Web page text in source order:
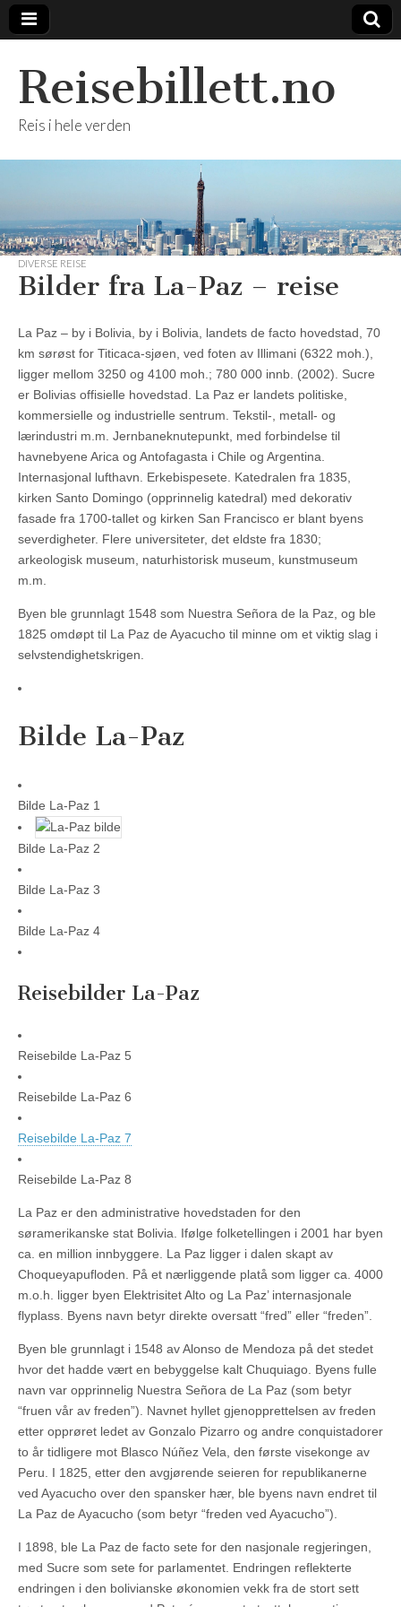
Reisebillett.no
Reis i hele verden
DIVERSE REISE
Bilder fra La-Paz – reise
La Paz – by i Bolivia, by i Bolivia, landets de facto hovedstad, 70
km sørøst for Titicaca-sjøen, ved foten av Illimani (6322 moh.),
ligger mellom 3250 og 4100 moh.; 780 000 innb. (2002). Sucre
er Bolivias offisielle hovedstad. La Paz er landets politiske,
kommersielle og industrielle sentrum. Tekstil-, metall- og
lærindustri m.m. Jernbaneknutepunkt, med forbindelse til
havnebyene Arica og Antofagasta i Chile og Argentina.
Internasjonal lufthavn. Erkebispesete. Katedralen fra 1835,
kirken Santo Domingo (opprinnelig katedral) med dekorativ
fasade fra 1700-tallet og kirken San Francisco er blant byens
severdigheter. Flere universiteter, det eldste fra 1830;
arkeologisk museum, naturhistorisk museum, kunstmuseum
m.m.
Byen ble grunnlagt 1548 som Nuestra Señora de la Paz, og ble
1825 omdøpt til La Paz de Ayacucho til minne om et viktig slag i
selvstendighetskrigen.
Bilde La-Paz
Bilde La-Paz 1
Bilde La-Paz 2
Bilde La-Paz 3
Bilde La-Paz 4
Reisebilder La-Paz
Reisebilde La-Paz 5
Reisebilde La-Paz 6
Reisebilde La-Paz 7
Reisebilde La-Paz 8
La Paz er den administrative hovedstaden for den
søramerikanske stat Bolivia. Ifølge folketellingen i 2001 har byen
ca. en million innbyggere. La Paz ligger i dalen skapt av
Choqueyapufloden. På et nærliggende platå som ligger ca. 4000
m.o.h. ligger byen Elektrisitet Alto og La Paz’ internasjonale
flyplass. Byens navn betyr direkte oversatt “fred” eller “freden”.
Byen ble grunnlagt i 1548 av Alonso de Mendoza på det stedet
hvor det hadde vært en bebyggelse kalt Chuquiago. Byens fulle
navn var opprinnelig Nuestra Señora de La Paz (som betyr
“fruen vår av freden”). Navnet hyllet gjenopprettelsen av freden
etter opprøret ledet av Gonzalo Pizarro og andre conquistadorer
to år tidligere mot Blasco Núñez Vela, den første visekonge av
Peru. I 1825, etter den avgjørende seieren for republikanerne
ved Ayacucho over den spansker hær, ble byens navn endret til
La Paz de Ayacucho (som betyr “freden ved Ayacucho”).
I 1898, ble La Paz de facto sete for den nasjonale regjeringen,
med Sucre som sete for parlamentet. Endringen reflekterte
endringen i den bolivianske økonomien vekk fra de stort sett